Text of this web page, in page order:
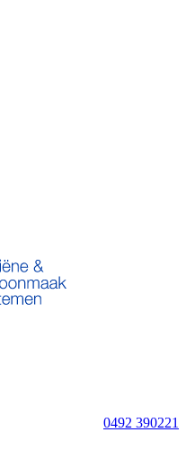
0492 390221